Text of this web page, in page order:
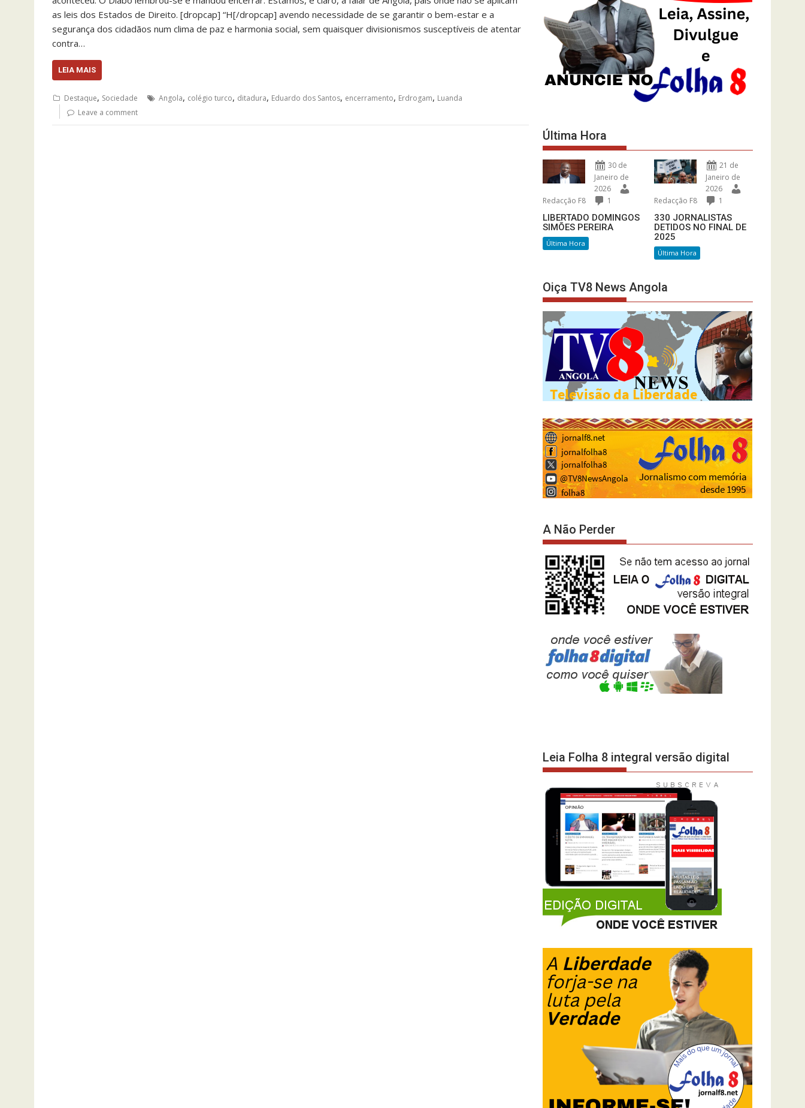
as leis dos Estados de Direito. [dropcap] “H[/dropcap] avendo necessidade de se garantir o bem-estar e a
segurança dos cidadãos num clima de paz e harmonia social, sem quaisquer divisionismos susceptíveis de atentar
contra…
LEIA MAIS
Destaque, Sociedade Angola, colégio turco, ditadura, Eduardo dos Santos, encerramento, Erdrogam, Luanda
Leave a comment
Última Hora
30 de
Janeiro de
2026
Redacção F8
1
LIBERTADO DOMINGOS
SIMÕES PEREIRA
Última Hora
21 de
Janeiro de
2026
Redacção F8
1
330 JORNALISTAS
DETIDOS NO FINAL DE
2025
Última Hora
Oiça TV8 News Angola
A Não Perder
Leia Folha 8 integral versão digital